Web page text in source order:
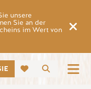
unsere
Sie an der
im Wert von
Suche